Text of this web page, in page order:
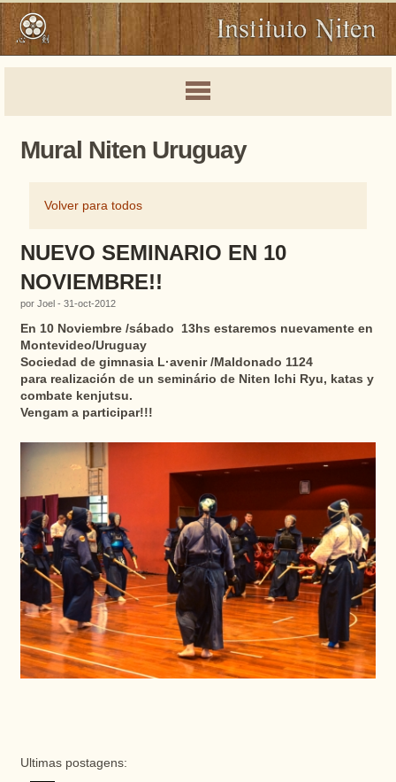
Mural Niten Uruguay
Volver para todos
NUEVO SEMINARIO EN 10
NOVIEMBRE!!
por Joel - 31-oct-2012
En 10 Noviembre /sábado 13hs estaremos nuevamente en
Montevideo/Uruguay
Sociedad de gimnasia L·avenir /Maldonado 1124
para realización de un seminário de Niten Ichi Ryu, katas y
combate kenjutsu.
Vengam a participar!!!
Ultimas postagens: